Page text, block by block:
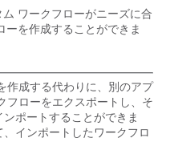
ワークフローがニーズに合
ーを作成することができま
作成する代わりに、別のアプ
フローをエクスポートし、そ
ポートすることができま
インポートしたワークフロ